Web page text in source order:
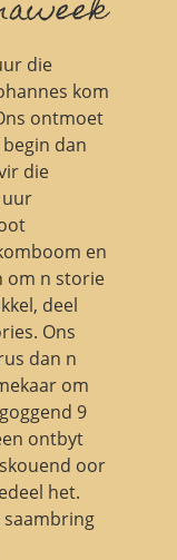
die
kom
ontmoet
dan
die
uur
en
om n storie
deel
Ons
dan n
om
9
ontbyt
oor
het.
saambring